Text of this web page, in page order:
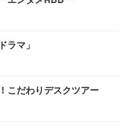
ラマ」
こだわりデスクツアー